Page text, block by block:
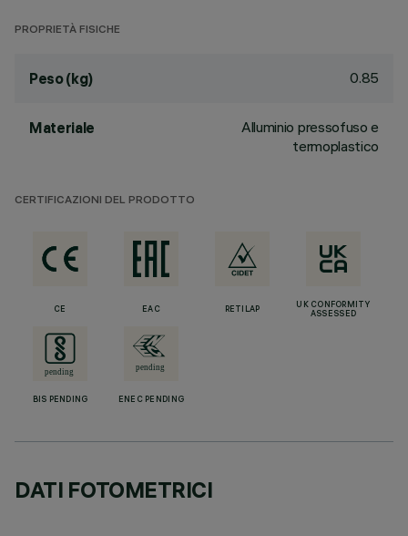
PROPRIETÀ FISICHE
Peso (kg) 0.85
Materiale
Alluminio pressofuso e
termoplastico
CERTIFICAZIONI DEL PRODOTTO
CE EAC RETILAP
UK CONFORMITY
ASSESSED
BIS PENDING ENEC PENDING
DATI FOTOMETRICI